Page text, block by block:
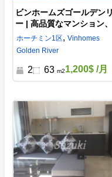
ビンホームズゴールデン
ー | 高品質なマンション
具や家電の 2LDK-S102825
ホーチミン1区, Vinhomes
Golden River
2 63 m21,200$ /月